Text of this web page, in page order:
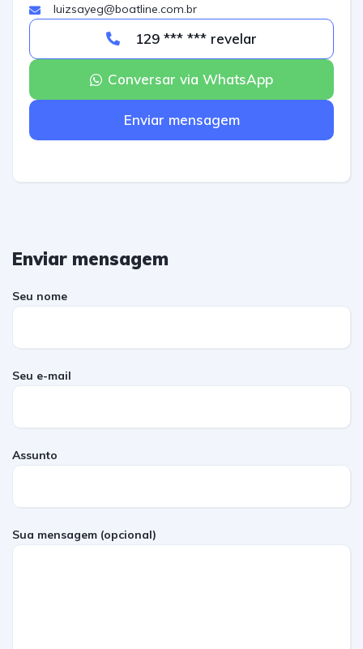
Enviar mensagem
Seu nome
Seu e-mail
Assunto
Sua mensagem (opcional)
luizsayeg@boatline.com.br
129 *** *** revelar
Conversar via WhatsApp
Enviar mensagem